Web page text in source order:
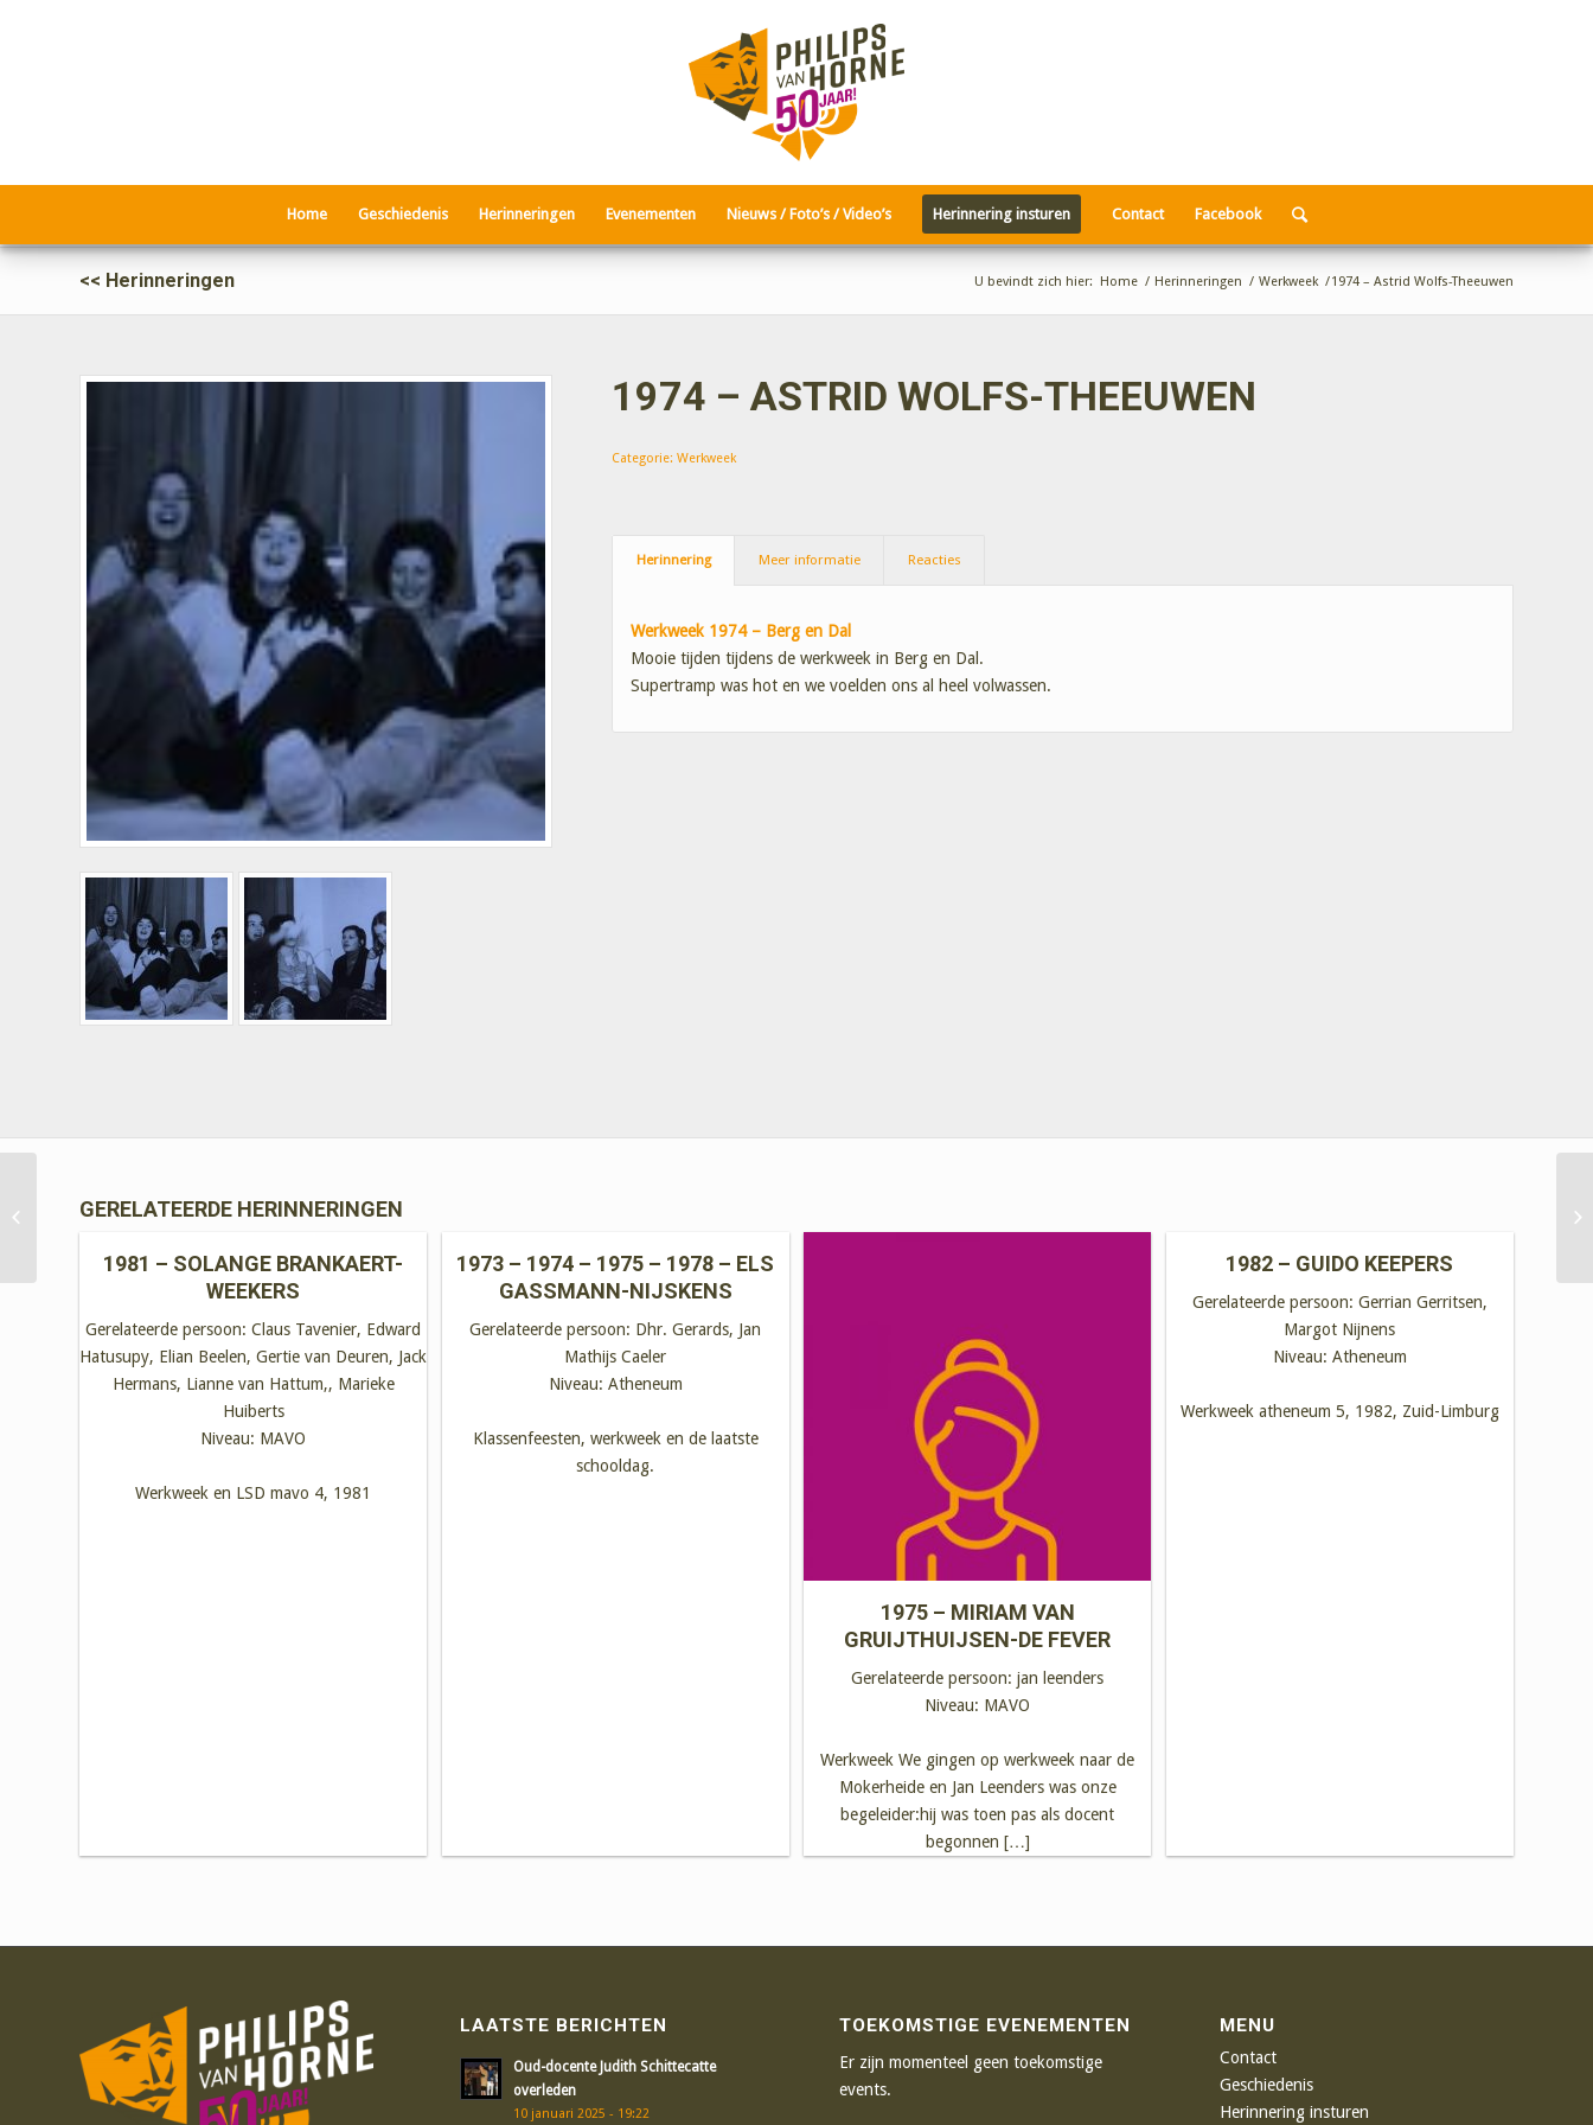
Home Geschiedenis Herinneringen Evenementen Nieuws / Foto’s / Video’s Herinnering insturen Contact Facebook
Herinneringen U bevindt zich hier: Home / Herinneringen / Werkweek /1974 – Astrid Wolfs-Theeuwen
1974 – ASTRID WOLFS-THEEUWEN
Categorie:Werkweek
Herinnering Meer informatie Reacties
Werkweek 1974 – Berg en Dal
Mooie tijden tijdens de werkweek in Berg en Dal.
Supertramp was hot en we voelden ons al heel volwassen.
GERELATEERDE HERINNERINGEN
1981 – SOLANGE BRANKAERT-
WEEKERS
Gerelateerde persoon: Claus Tavenier, Edward
Hatusupy, Elian Beelen, Gertie van Deuren, Jack
Hermans, Lianne van Hattum,, Marieke
Huiberts
Niveau: MAVO
Werkweek en LSD mavo 4, 1981
1973 – 1974 – 1975 – 1978 – ELS
GASSMANN-NIJSKENS
Gerelateerde persoon: Dhr. Gerards, Jan
Mathijs Caeler
Niveau: Atheneum
Klassenfeesten, werkweek en de laatste
schooldag.
1975 – MIRIAM VAN
GRUIJTHUIJSEN-DE FEVER
Gerelateerde persoon: jan leenders
Niveau: MAVO
Werkweek We gingen op werkweek naar de
Mokerheide en Jan Leenders was onze
begeleider:hij was toen pas als docent
begonnen […]
1982 – GUIDO KEEPERS
Gerelateerde persoon: Gerrian Gerritsen,
Margot Nijnens
Niveau: Atheneum
Werkweek atheneum 5, 1982, Zuid-Limburg
LAATSTE BERICHTEN
Oud-docente Judith Schittecatte
overleden
10 januari 2025 - 19:22
TOEKOMSTIGE EVENEMENTEN
Er zijn momenteel geen toekomstige
events.
MENU
Contact
Geschiedenis
Herinnering insturen
1968 – Theo Nevels